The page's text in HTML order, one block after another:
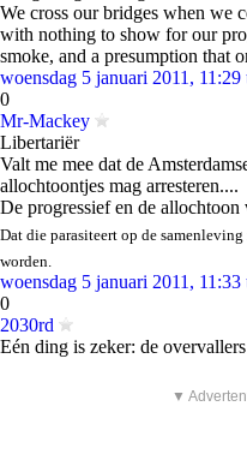
We cross our bridges when we
with nothing to show for our
smoke, and a presumption that
woensdag 5 januari 2011, 11:29
0
Mr-Mackey
Libertariër
Valt me mee dat de
allochtoontjes mag arresteren....
De progressief en de allochtoon
Dat die parasiteert op de
worden.
woensdag 5 januari 2011, 11:33
0
2030rd
Eén ding is zeker: de
▼